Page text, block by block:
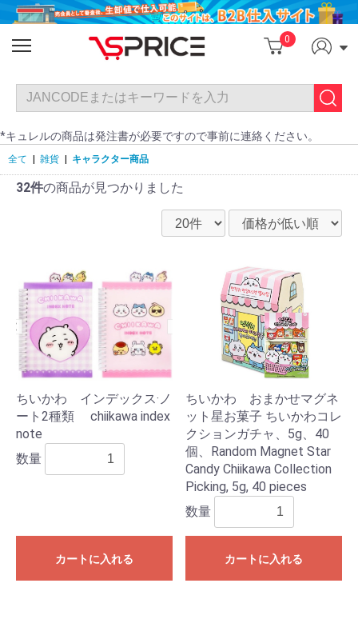
0
*キュレルの商品は発注書が必要ですので事前に連絡ください。
全て | 雑貨 | キャラクター商品
32件の商品が見つかりました
ちいかわ インデックス·ノ
ート2種類 chiikawa index
note
数量
カートに入れる
ちいかわ おまかせマグネ
ット星お菓子 ちいかわコレ
クションガチャ、5g、40
個、Random Magnet Star
Candy Chiikawa Collection
Picking, 5g, 40 pieces
数量
カートに入れる